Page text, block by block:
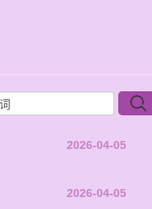
2026-04-05
2026-04-05